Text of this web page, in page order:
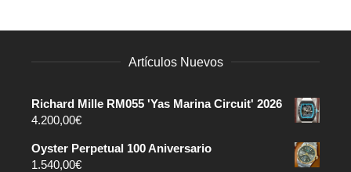
Artículos Nuevos
Richard Mille RM055 'Yas Marina Circuit' 2026
4.200,00€
Oyster Perpetual 100 Aniversario
1.540,00€